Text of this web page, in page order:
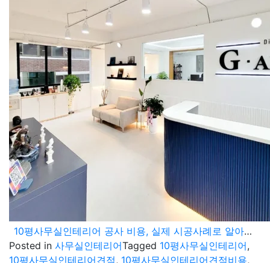
10평사무실인테리어 공사 비용, 실제 시공사례로 알아보는 투명한 견적의 모든 것
Posted in 사무실인테리어Tagged 10평사무실인테리어,
10평사무실인테리어견적, 10평사무실인테리어견적비용,